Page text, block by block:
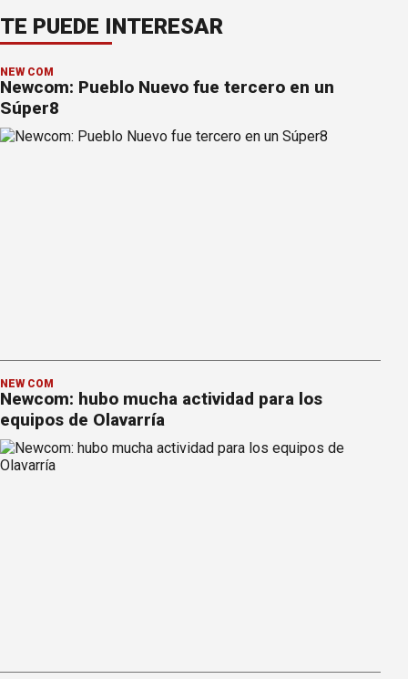
TE PUEDE INTERESAR
NEW COM
Newcom: Pueblo Nuevo fue tercero en un
Súper8
NEW COM
Newcom: hubo mucha actividad para los
equipos de Olavarría